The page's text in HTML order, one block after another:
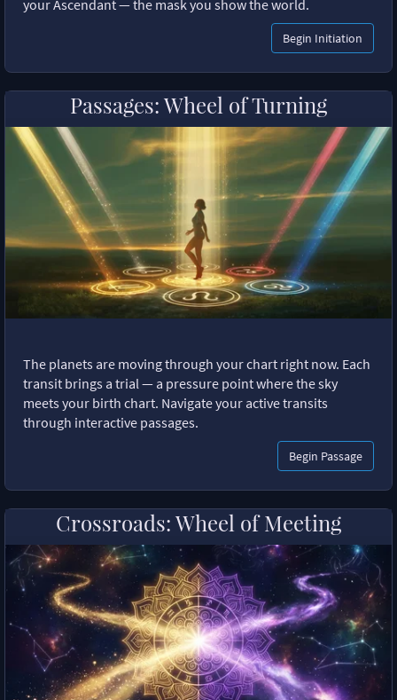
your Ascendant — the mask you show the world.
Begin Initiation
Passages: Wheel of Turning
The planets are moving through your chart right now. Each
transit brings a trial — a pressure point where the sky
meets your birth chart. Navigate your active transits
through interactive passages.
Begin Passage
Crossroads: Wheel of Meeting